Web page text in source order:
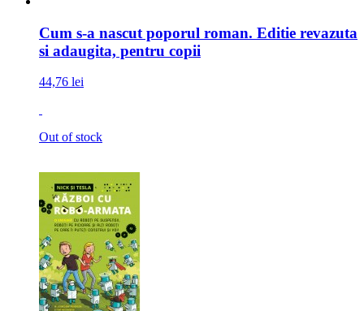
Cum s-a nascut poporul roman. Editie revazuta
si adaugita, pentru copii
44,76 lei
Out of stock